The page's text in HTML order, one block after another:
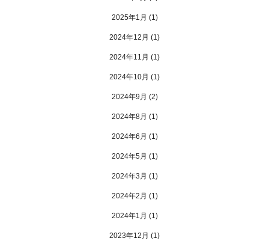
2025年1月 (1)
2024年12月 (1)
2024年11月 (1)
2024年10月 (1)
2024年9月 (2)
2024年8月 (1)
2024年6月 (1)
2024年5月 (1)
2024年3月 (1)
2024年2月 (1)
2024年1月 (1)
2023年12月 (1)